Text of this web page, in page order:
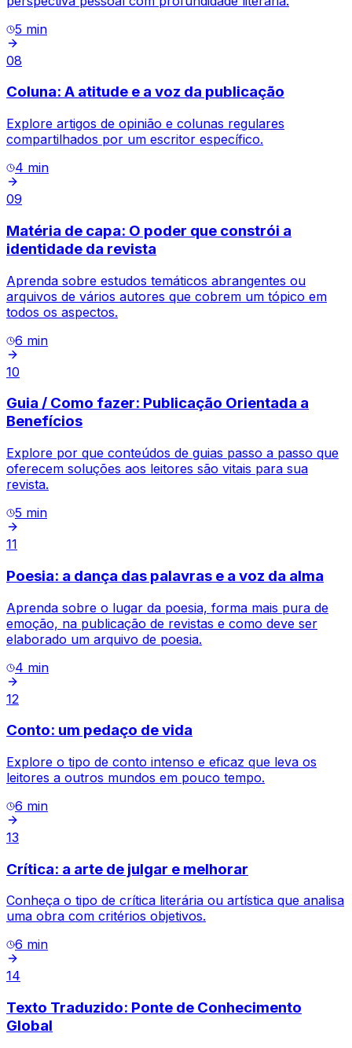
5 min
08
Coluna: A atitude e a voz da publicação
Explore artigos de opinião e colunas regulares
compartilhados por um escritor específico.
4 min
09
Matéria de capa: O poder que constrói a
identidade da revista
Aprenda sobre estudos temáticos abrangentes ou
arquivos de vários autores que cobrem um tópico em
todos os aspectos.
6 min
10
Guia / Como fazer: Publicação Orientada a
Benefícios
Explore por que conteúdos de guias passo a passo que
oferecem soluções aos leitores são vitais para sua
revista.
5 min
11
Poesia: a dança das palavras e a voz da alma
Aprenda sobre o lugar da poesia, forma mais pura de
emoção, na publicação de revistas e como deve ser
elaborado um arquivo de poesia.
4 min
12
Conto: um pedaço de vida
Explore o tipo de conto intenso e eficaz que leva os
leitores a outros mundos em pouco tempo.
6 min
13
Crítica: a arte de julgar e melhorar
Conheça o tipo de crítica literária ou artística que analisa
uma obra com critérios objetivos.
6 min
14
Texto Traduzido: Ponte de Conhecimento
Global